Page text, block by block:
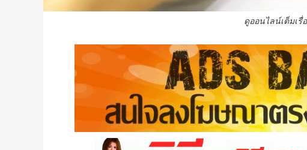
ดูออนไลน์เต็มเรื่